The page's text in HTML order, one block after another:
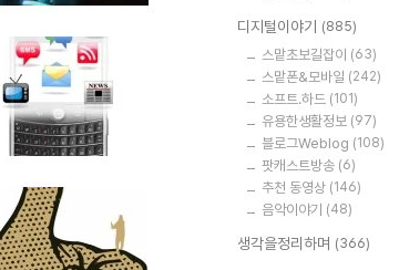
디지털이야기 (885)
스맡초보길잡이 (63)
스맡폰&모바일 (242)
소프트.하드 (101)
유용한생활정보 (97)
블로그Weblog (108)
팟캐스트방송 (6)
추천 동영상 (146)
음악이야기 (48)
생각을정리하며 (366)